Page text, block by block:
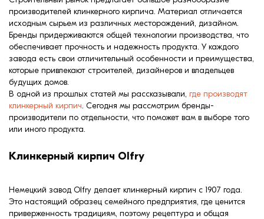
формовки
Клинкерная плитка
Ступени, крыльцо
Строительные
смеси
производителей клинкерного кирпича. Материал отличается
исходным сырьем из различных месторождений, дизайном.
Бренды придерживаются общей технологии производства, что
обеспечивает прочность и надежность продукта. У каждого
завода есть свои отличительный особенности и преимущества,
которые привлекают строителей, дизайнеров и владельцев
будущих домов.
В одной из прошлых статей мы рассказывали, где производят
клинкерный кирпич. Сегодня мы рассмотрим бренды-
производители по отдельности, что поможет вам в выборе того
или иного продукта.
Клинкерный кирпич Olfry
Немецкий завод Olfry делает клинкерный кирпич с 1907 года.
Это настоящий образец семейного предприятия, где ценится
приверженность традициям, поэтому рецептура и общая